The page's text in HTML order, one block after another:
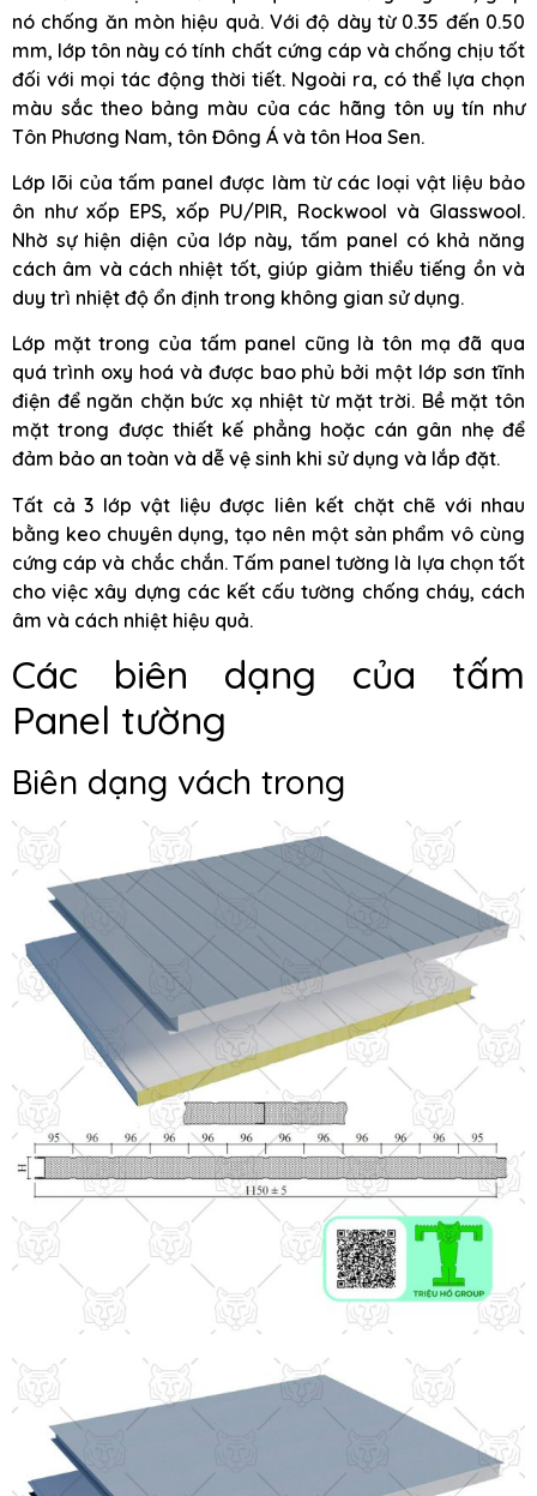
nó chống ăn mòn hiệu quả. Với độ dày từ 0.35 đến 0.50
mm, lớp tôn này có tính chất cứng cáp và chống chịu tốt
đối với mọi tác động thời tiết. Ngoài ra, có thể lựa chọn
màu sắc theo bảng màu của các hãng tôn uy tín như
Tôn Phương Nam, tôn Đông Á và tôn Hoa Sen.
Lớp lõi của tấm panel được làm từ các loại vật liệu bảo
ôn như xốp EPS, xốp PU/PIR, Rockwool và Glasswool.
Nhờ sự hiện diện của lớp này, tấm panel có khả năng
cách âm và cách nhiệt tốt, giúp giảm thiểu tiếng ồn và
duy trì nhiệt độ ổn định trong không gian sử dụng.
Lớp mặt trong của tấm panel cũng là tôn mạ đã qua
quá trình oxy hoá và được bao phủ bởi một lớp sơn tĩnh
điện để ngăn chặn bức xạ nhiệt từ mặt trời. Bề mặt tôn
mặt trong được thiết kế phẳng hoặc cán gân nhẹ để
đảm bảo an toàn và dễ vệ sinh khi sử dụng và lắp đặt.
Tất cả 3 lớp vật liệu được liên kết chặt chẽ với nhau
bằng keo chuyên dụng, tạo nên một sản phẩm vô cùng
cứng cáp và chắc chắn. Tấm panel tường là lựa chọn tốt
cho việc xây dựng các kết cấu tường chống cháy, cách
âm và cách nhiệt hiệu quả.
Các biên dạng của tấm
Panel tường
Biên dạng vách trong